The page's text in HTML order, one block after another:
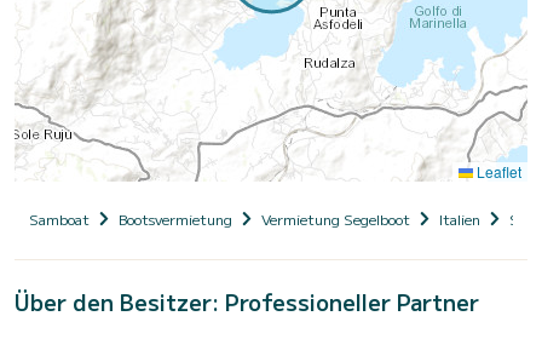
Leaflet
Samboat Bootsvermietung Vermietung Segelboot Italien
Über den Besitzer: Professioneller Partner